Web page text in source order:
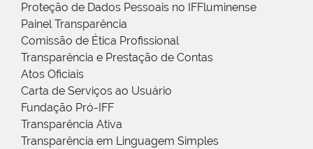
Proteção de Dados Pessoais no IFFluminense
Painel Transparência
Comissão de Ética Profissional
Transparência e Prestação de Contas
Atos Oficiais
Carta de Serviços ao Usuário
Fundação Pró-IFF
Transparência Ativa
Transparência em Linguagem Simples